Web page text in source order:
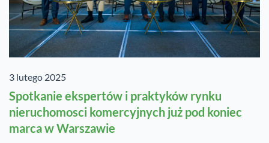
3 lutego 2025
Spotkanie ekspertów i praktyków rynku
nieruchomosci komercyjnych już pod koniec
marca w Warszawie